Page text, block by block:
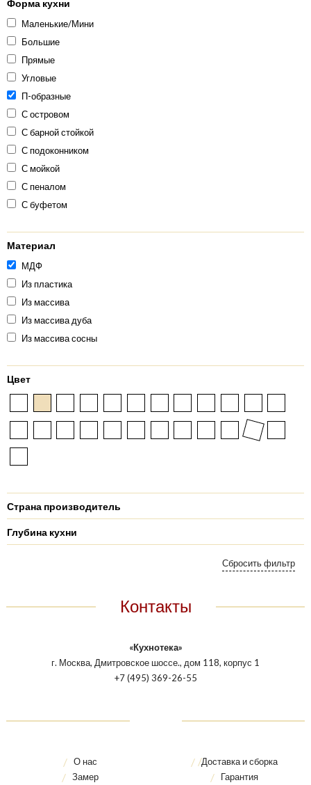
Форма кухни
Маленькие/Мини
Большие
Прямые
Угловые
П-образные
С островом
С барной стойкой
С подоконником
С мойкой
С пеналом
С буфетом
Материал
МДФ
Из пластика
Из массива
Из массива дуба
Из массива сосны
Цвет
Страна производитель
Глубина кухни
Контакты
«Кухнотека»
г. Москва, Дмитровское шоссе., дом 118, корпус 1
+7 (495) 369-26-55
О нас
Замер
Доставка и сборка
Гарантия